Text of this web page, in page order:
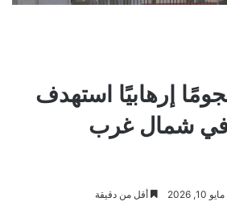
إرهابيًا استهدف
شمال غرب
2026 أقل من دقيقة